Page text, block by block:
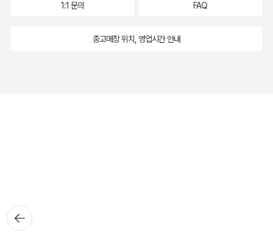
뒤로가
기
1:1 문의 FAQ
중고매장 위치, 영업시간 안내